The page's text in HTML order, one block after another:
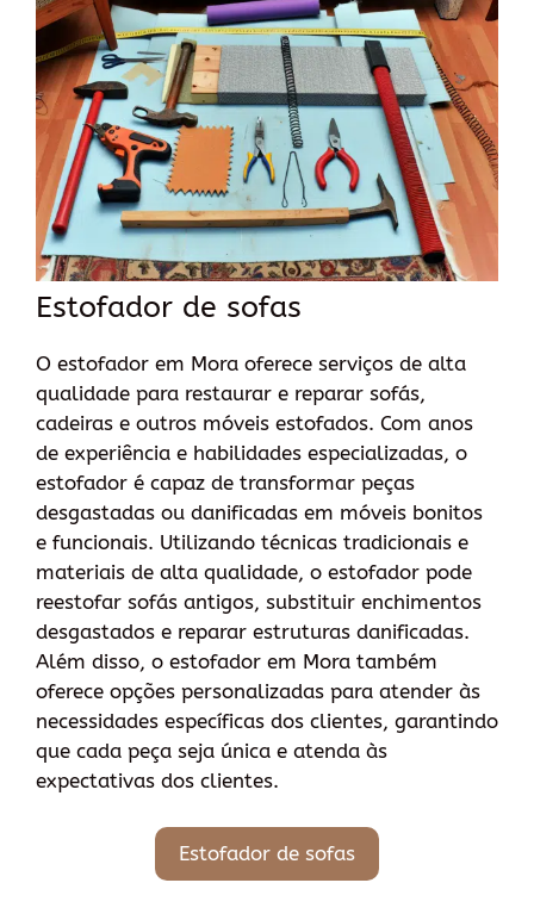
Estofador de sofas
O estofador em Mora oferece serviços de alta
qualidade para restaurar e reparar sofás,
cadeiras e outros móveis estofados. Com anos
de experiência e habilidades especializadas, o
estofador é capaz de transformar peças
desgastadas ou danificadas em móveis bonitos
e funcionais. Utilizando técnicas tradicionais e
materiais de alta qualidade, o estofador pode
reestofar sofás antigos, substituir enchimentos
desgastados e reparar estruturas danificadas.
Além disso, o estofador em Mora também
oferece opções personalizadas para atender às
necessidades específicas dos clientes, garantindo
que cada peça seja única e atenda às
expectativas dos clientes.
Estofador de sofas